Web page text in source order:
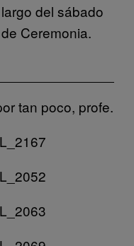
del sábado
Ceremonia.
tan poco, profe.